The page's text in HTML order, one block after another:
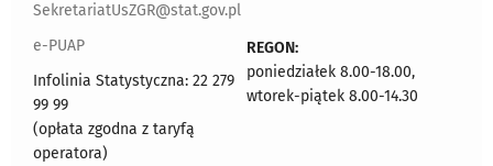
SekretariatUsZGR@stat.gov.pl
e-PUAP
Infolinia Statystyczna: 22 279
99 99
(opłata zgodna z taryfą
operatora)
REGON:
poniedziałek 8.00-18.00,
wtorek-piątek 8.00-14.30